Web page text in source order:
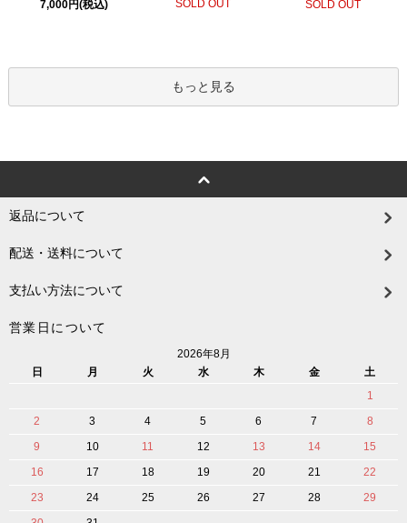
7,000円(税込)
SOLD OUT
SOLD OUT
もっと見る
返品について
配送・送料について
支払い方法について
営業日について
2026年8月
日
月 火 水 木 金
土
1
2
3 4 5 6 7
8
9
10 11 12 13 14
15
16
17 18 19 20 21
22
23
24 25 26 27 28
29